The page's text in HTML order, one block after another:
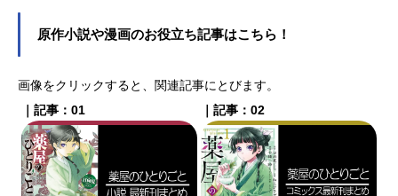
原作小説や漫画のお役立ち記事はこちら！
画像をクリックすると、関連記事にとびます。
｜記事：01
｜記事：02